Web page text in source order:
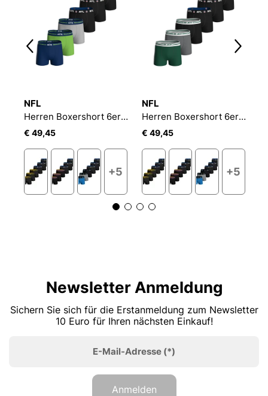
NFL
Herren Boxershort 6er Pack NFL 6pk Boxers
€ 49,45
+5
NFL
Herren Boxershort 6er Pack NFL 6pk Boxers
€ 49,45
+5
Newsletter Anmeldung
Sichern Sie sich für die Erstanmeldung zum Newsletter
10 Euro für Ihren nächsten Einkauf!
E-Mail-Adresse (*)
Anmelden